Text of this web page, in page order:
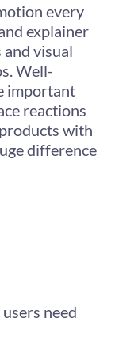
every
explainer
visual
Well-
important
reactions
with
difference
need